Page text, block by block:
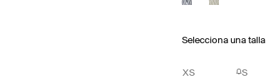
Selecciona una talla
XS S